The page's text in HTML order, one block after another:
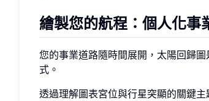
繪製您的航程：個人化事
您的事業道路隨時間展開，太陽回歸
式。
透過理解圖表宮位與行星突顯的關鍵主